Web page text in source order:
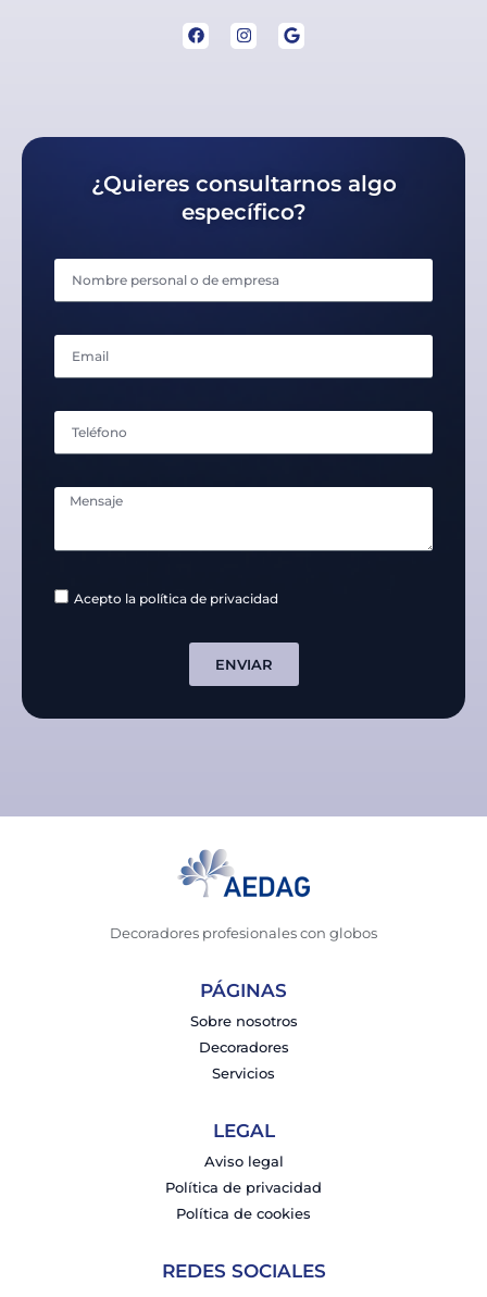
¿Quieres consultarnos algo
específico?
Acepto la política de privacidad
ENVIAR
Decoradores profesionales con globos
PÁGINAS
Sobre nosotros
Decoradores
Servicios
LEGAL
Aviso legal
Política de privacidad
Política de cookies
REDES SOCIALES